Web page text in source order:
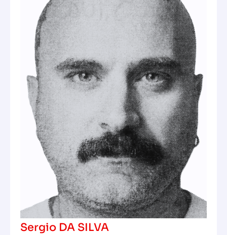
Sergio DA SILVA